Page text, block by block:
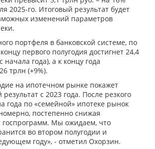
2025-го. Итоговый результат будет
изменений параметров
портфеля в банковской системе, по
первого полугодия достигнет 24,4
начала года), а к концу года
трлн (+9%).
на ипотечном рынке покажет
с 2023 года. После резкого
года по «семейной» ипотеке рынок
постепенно снижая
госпрограмм. Мы ожидаем, что
во втором полугодии и
году», - отметил Охорзин.